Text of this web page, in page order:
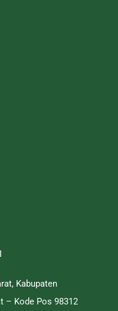
Kabupaten
– Kode Pos 98312